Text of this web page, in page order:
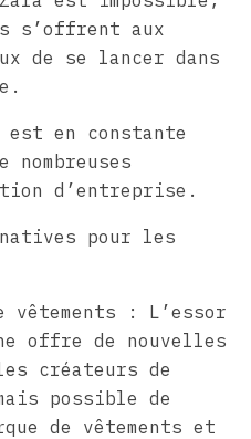
s’offrent aux
de se lancer dans
est en constante
d’entreprise.
pour les
vêtements : L’essor
offre de nouvelles
créateurs de
possible de
de vêtements et